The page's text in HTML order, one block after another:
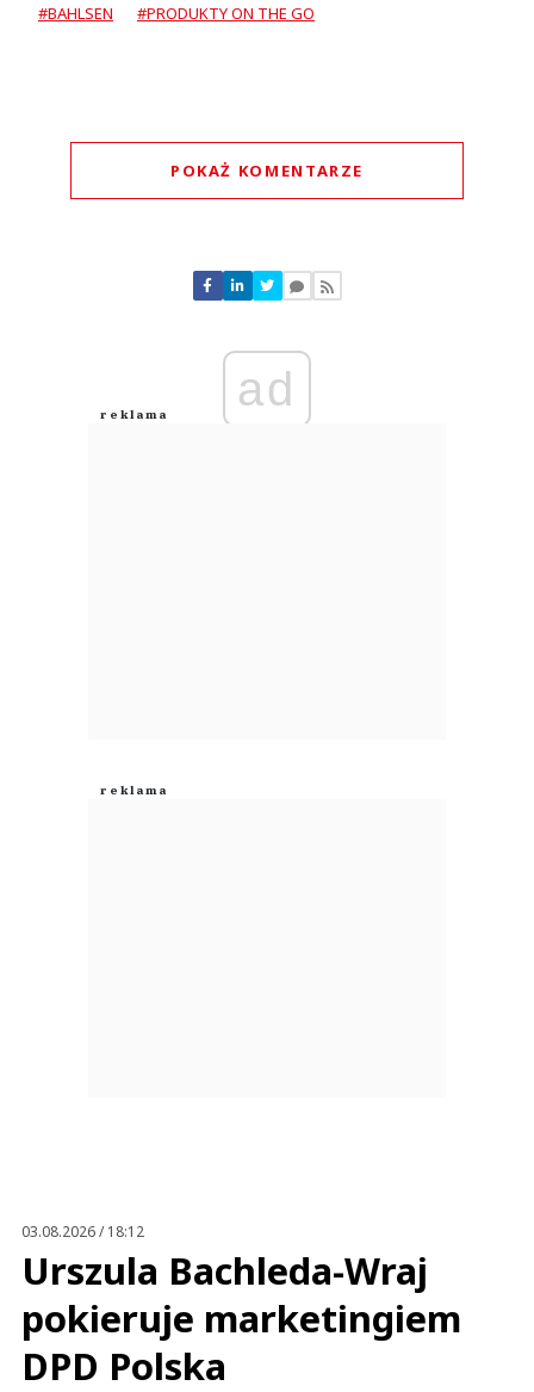
#BAHLSEN
#PRODUKTY ON THE GO
POKAŻ KOMENTARZE
Nie znaleziono komentarzy
Zostaw swoje komentarze
Anuluj
ad
03.08.2026 / 18:12
Urszula Bachleda-Wraj
pokieruje marketingiem
DPD Polska